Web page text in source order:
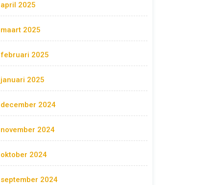
april 2025
maart 2025
februari 2025
januari 2025
december 2024
november 2024
oktober 2024
september 2024